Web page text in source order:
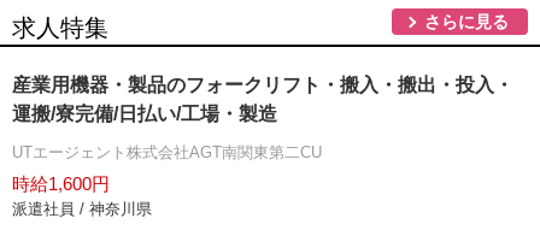
求人特集 さらに見る
産業用機器・製品のフォークリフト・搬入・搬出・投入・
運搬/寮完備/日払い/工場・製造
UTエージェント株式会社AGT南関東第二CU
時給1,600円
派遣社員 / 神奈川県